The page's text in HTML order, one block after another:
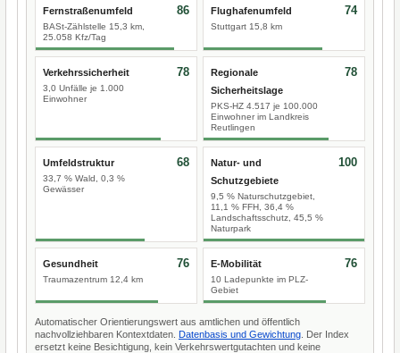
Fernstraßenumfeld
BASt-Zählstelle 15,3 km,
25.058 Kfz/Tag
86 Flughafenumfeld
Stuttgart 15,8 km
74
Verkehrssicherheit
3,0 Unfälle je 1.000
Einwohner
78
Regionale
Sicherheitslage
PKS-HZ 4.517 je 100.000
Einwohner im Landkreis
Reutlingen
78
Umfeldstruktur
33,7 % Wald, 0,3 %
Gewässer
68
Natur- und
Schutzgebiete
9,5 % Naturschutzgebiet,
11,1 % FFH, 36,4 %
Landschaftsschutz, 45,5 %
Naturpark
100
Gesundheit
Traumazentrum 12,4 km
76 E-Mobilität
10 Ladepunkte im PLZ-
Gebiet
76
Automatischer Orientierungswert aus amtlichen und öffentlich
nachvollziehbaren Kontextdaten. Datenbasis und Gewichtung . Der Index
ersetzt keine Besichtigung, kein Verkehrswertgutachten und keine